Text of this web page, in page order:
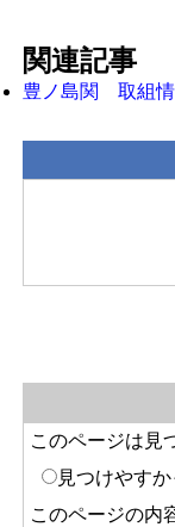
関連記事
豊ノ島関 取組
このページは見
見つけやす
このページの内